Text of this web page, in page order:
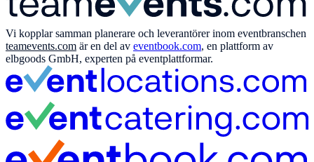
Vi kopplar samman planerare och leverantörer inom eventbranschen
teamevents.com är en del av eventbook.com, en plattform av
elbgoods GmbH, experten på eventplattformar.